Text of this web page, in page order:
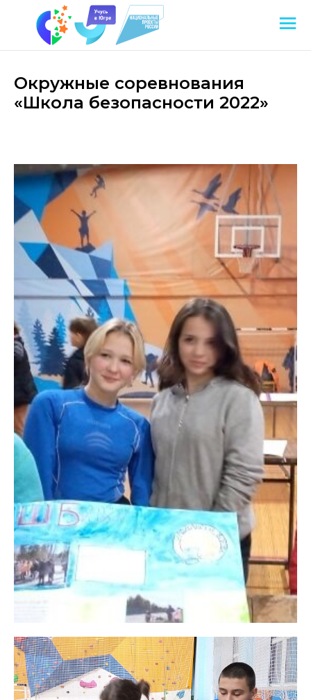
Окружные соревнования
«Школа безопасности 2022»